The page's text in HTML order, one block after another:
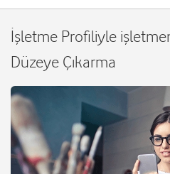
İşletme Profiliyle
Düzeye Çıkarma